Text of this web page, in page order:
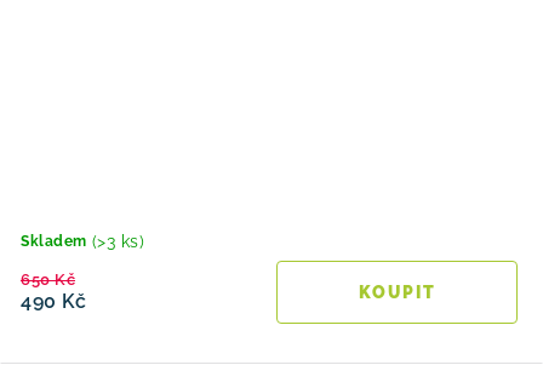
Skladem (>3 ks)
490 Kč
650 Kč